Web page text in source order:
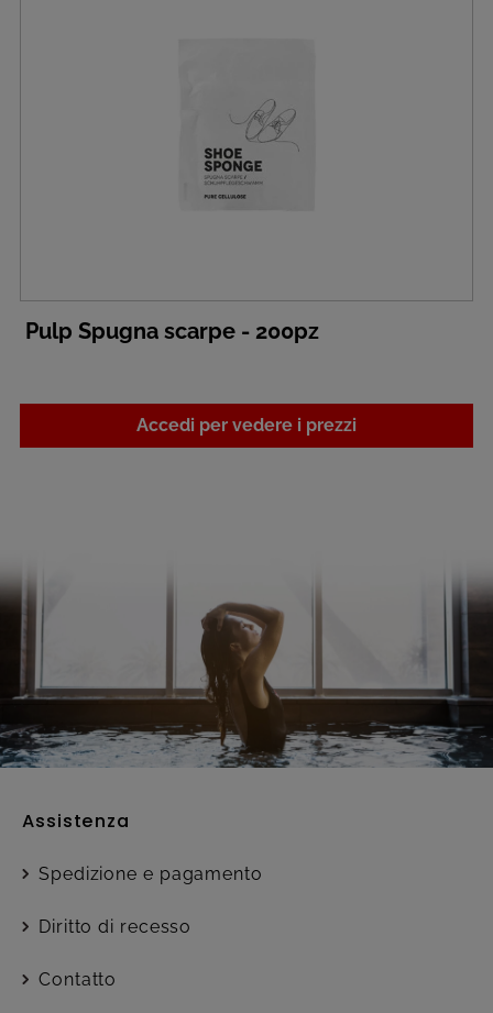
Pulp Spugna scarpe - 200pz
Accedi per vedere i prezzi
Assistenza
Spedizione e pagamento
Diritto di recesso
Contatto